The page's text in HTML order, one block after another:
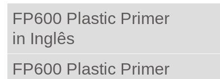
FP600 Plastic Primer
in Inglês
FP600 Plastic Primer